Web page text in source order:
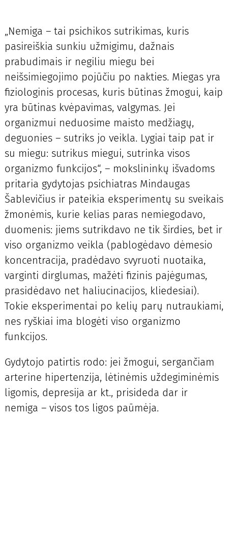
„Nemiga – tai psichikos sutrikimas, kuris
pasireiškia sunkiu užmigimu, dažnais
prabudimais ir negiliu miegu bei
neišsimiegojimo pojūčiu po nakties. Miegas yra
fiziologinis procesas, kuris būtinas žmogui, kaip
yra būtinas kvėpavimas, valgymas. Jei
organizmui neduosime maisto medžiagų,
deguonies – sutriks jo veikla. Lygiai taip pat ir
su miegu: sutrikus miegui, sutrinka visos
organizmo funkcijos“, – mokslininkų išvadoms
pritaria gydytojas psichiatras Mindaugas
Šablevičius ir pateikia eksperimentų su sveikais
žmonėmis, kurie kelias paras nemiegodavo,
duomenis: jiems sutrikdavo ne tik širdies, bet ir
viso organizmo veikla (pablogėdavo dėmesio
koncentracija, pradėdavo svyruoti nuotaika,
varginti dirglumas, mažėti fizinis pajėgumas,
prasidėdavo net haliucinacijos, kliedesiai).
Tokie eksperimentai po kelių parų nutraukiami,
nes ryškiai ima blogėti viso organizmo
funkcijos.
Gydytojo patirtis rodo: jei žmogui, sergančiam
arterine hipertenzija, lėtinėmis uždegiminėmis
ligomis, depresija ar kt., prisideda dar ir
nemiga – visos tos ligos paūmėja.